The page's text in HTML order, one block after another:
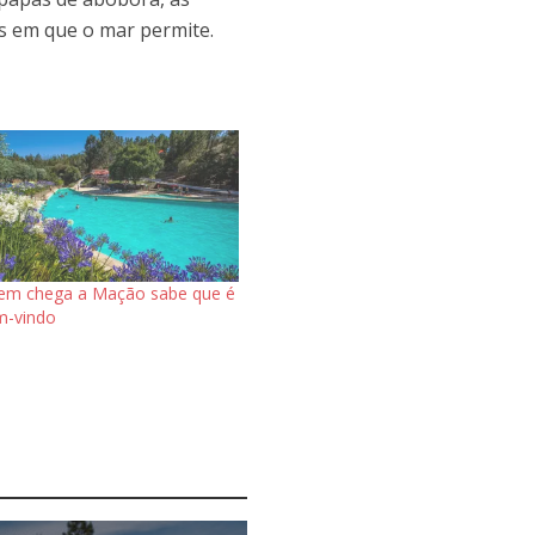
em que o mar permite.
chega a Mação sabe que é
vindo